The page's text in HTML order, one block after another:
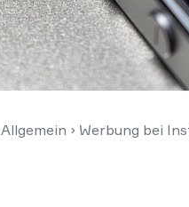
Allgemein › Werbung bei